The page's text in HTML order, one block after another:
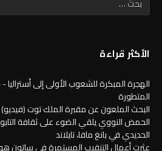
الأكثر قراءة
الهجرة المبكرة للشعوب الأولى إلى أستراليا -
المتطورة
البحث الملعون عن مقبرة الملك توت (فيديو)
الحمض النووي يلقي الضوء على ثقافة
الحديدي في بانغ مافا، تايلاند
عثرت أعمال التنقيب المستمرة في